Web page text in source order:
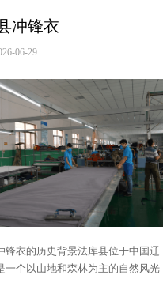
冲锋衣
06-29
锋衣的历史背景法库县位于中国辽
一个以山地和森林为主的自然风光